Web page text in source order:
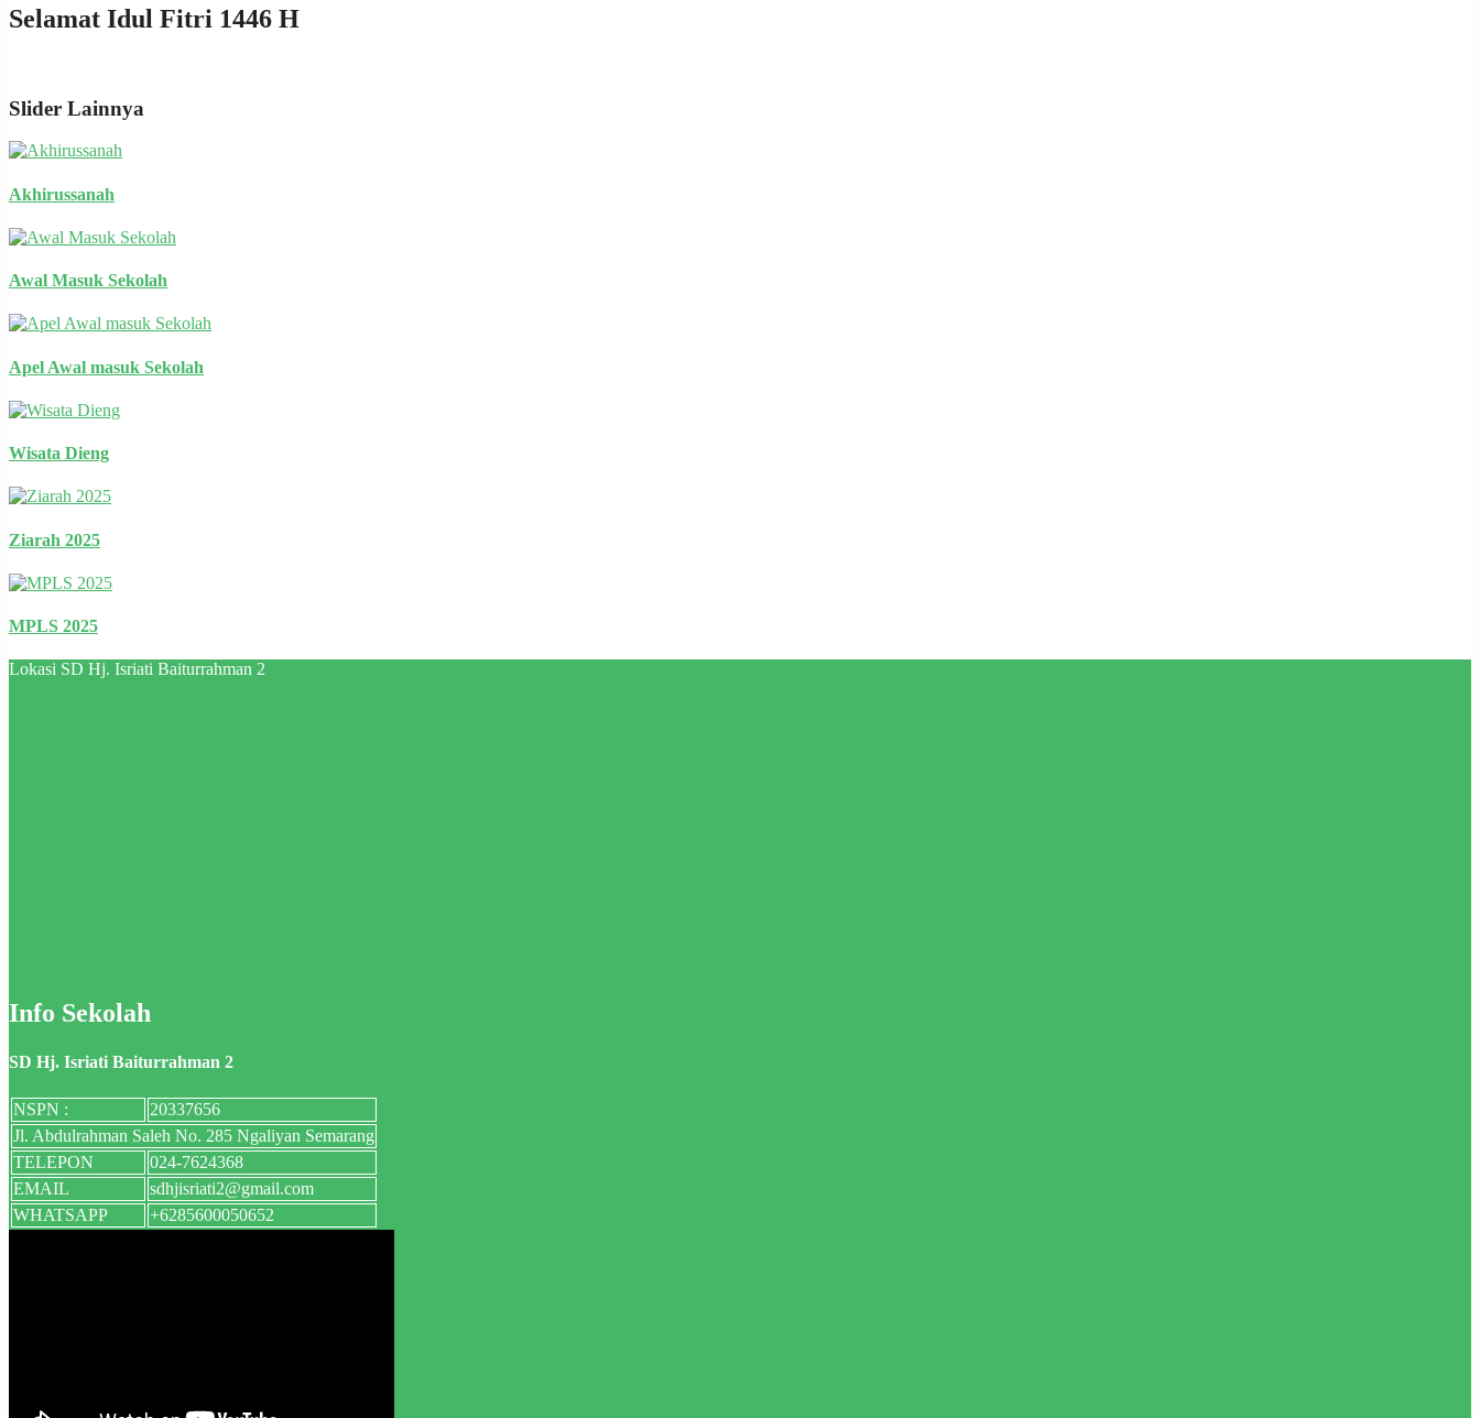
Selamat Idul Fitri 1446 H
Slider Lainnya
Akhirussanah
Awal Masuk Sekolah
Apel Awal masuk Sekolah
Wisata Dieng
Ziarah 2025
MPLS 2025
Lokasi SD Hj. Isriati Baiturrahman 2
Info Sekolah
SD Hj. Isriati Baiturrahman 2
NSPN :
20337656
Jl. Abdulrahman Saleh No. 285 Ngaliyan Semarang
TELEPON
024-7624368
EMAIL
sdhjisriati2@gmail.com
WHATSAPP
+6285600050652